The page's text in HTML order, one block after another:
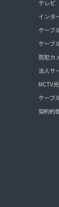
テレビ
インタ
ケーブ
ケーブ
防犯カ
法人サ
MCTV
ケーブ
契約約